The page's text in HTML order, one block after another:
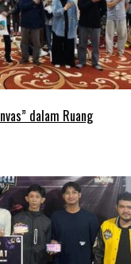
dalam Ruang